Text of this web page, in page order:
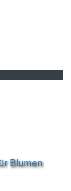
Blumen